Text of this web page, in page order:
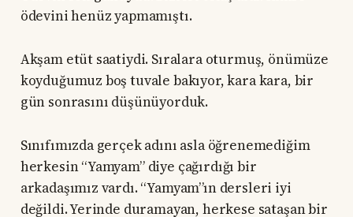
ödevini henüz yapmamıştı.
Akşam etüt saatiydi. Sıralara oturmuş, önümüze
koyduğumuz boş tuvale bakıyor, kara kara, bir
gün sonrasını düşünüyorduk.
Sınıfımızda gerçek adını asla öğrenemediğim
herkesin “Yamyam” diye çağırdığı bir
arkadaşımız vardı. “Yamyam”ın dersleri iyi
değildi. Yerinde duramayan, herkese sataşan bir